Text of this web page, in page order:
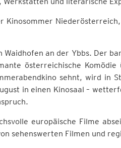
Kinosommer
an der Ybbs. Der
österreichische
sehnt, wird in
in einen Kinosaal –
europäische Filme
sehenswerten Filmen und